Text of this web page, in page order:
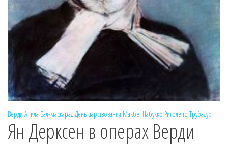
Верди Аттила Бал-маскарадДень царствования Макбет Набукко Риголетто Трубадур
Ян Дерксен в операх Верди